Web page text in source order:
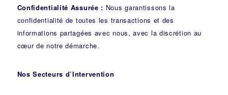
Confidentialité Assurée : Nous garantissons la
confidentialité de toutes les transactions et des
informations partagées avec nous, avec la discrétion au
cœur de notre démarche.
Nos Secteurs d’Intervention